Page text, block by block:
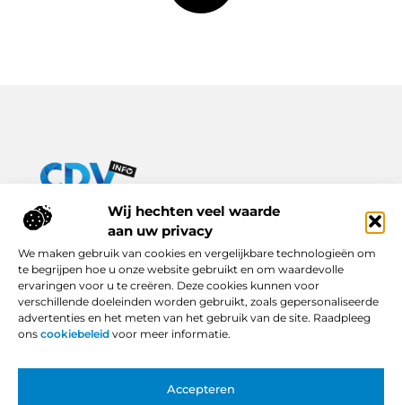
Wij hechten veel waarde
aan uw privacy
We maken gebruik van cookies en vergelijkbare technologieën om
te begrijpen hoe u onze website gebruikt en om waardevolle
ervaringen voor u te creëren. Deze cookies kunnen voor
verschillende doeleinden worden gebruikt, zoals gepersonaliseerde
advertenties en het meten van het gebruik van de site. Raadpleeg
ons cookiebeleid voor meer informatie.
Accepteren
Van praktische tips tot inspirerende verhalen – alles op Cdv-
Ontdek een breed scala aan blogs en artikelen die je dagelijks
leven verrijken, van handige adviezen tot boeiende inzichten.
Bericht categorie
Onze informatie